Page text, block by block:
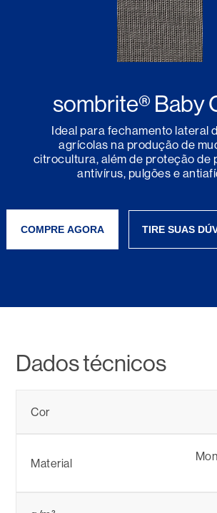
sombrite® Baby
Ideal para fechamento lateral
agrícolas na produção de
citrocultura, além de proteção de
antivírus, pulgões e
COMPRE AGORA TIRE SUAS
Dados técnicos
Cor
Material